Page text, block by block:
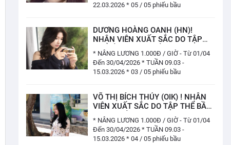
22.03.2026 * 05 / 05 phiếu bầu
DƯƠNG HOÀNG OANH (HN)!
NHÂN VIÊN XUẤT SẮC DO TẬP
THỂ BẦU CHỌN TUẦN 09.03 -
15.03.2026 (03 / 05 PHIẾU)
* NÂNG LƯƠNG 1.000Đ / GIỜ - Từ 01/04
Đến 30/04/2026 * TUẦN 09.03 -
15.03.2026 * 03 / 05 phiếu bầu
VÕ THỊ BÍCH THỦY (OIK) ! NHÂN
VIÊN XUẤT SẮC DO TẬP THỂ BẦU
CHỌN TUẦN 09.03 - 15.03.2026
(04 / 05 PHIẾU)
* NÂNG LƯƠNG 1.000Đ / GIỜ - Từ 01/04
Đến 30/04/2026 * TUẦN 09.03 -
15.03.2026 * 04 / 05 phiếu bầu